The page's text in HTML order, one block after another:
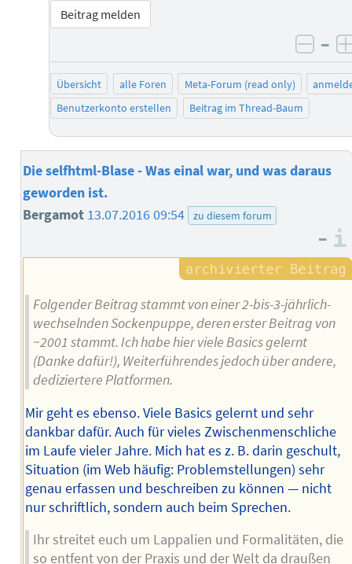
Beitrag melden
–
Übersicht alle Foren Meta-Forum (read only)
Benutzerkonto erstellen
Beitrag im Thread-Baum
Die selfhtml-Blase - Was einal war, und was daraus
geworden ist.
Bergamot 13.07.2016 09:54 zu diesem forum
–
Folgender Beitrag stammt von einer 2-bis-3-jährlich-
wechselnden Sockenpuppe, deren erster Beitrag von
~2001 stammt. Ich habe hier viele Basics gelernt
(Danke dafür!), Weiterführendes jedoch über andere,
dediziertere Platformen.
Mir geht es ebenso. Viele Basics gelernt und sehr
dankbar dafür. Auch für vieles Zwischenmenschliche
im Laufe vieler Jahre. Mich hat es z. B. darin geschult,
Situation (im Web häufig: Problemstellungen) sehr
genau erfassen und beschreiben zu können — nicht
nur schriftlich, sondern auch beim Sprechen.
Ihr streitet euch um Lappalien und Formalitäten, die
so entfent von der Praxis und der Welt da draußen